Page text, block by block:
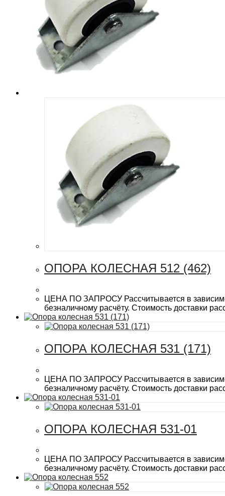
ОПОРА КОЛЕСНАЯ 512 (462)
ЦЕНА ПО ЗАПРОСУ Рассчитывается в
безналичному расчёту. Стоимость доставки
ОПОРА КОЛЕСНАЯ 531 (171)
ЦЕНА ПО ЗАПРОСУ Рассчитывается в
безналичному расчёту. Стоимость доставки
ОПОРА КОЛЕСНАЯ 531-01
ЦЕНА ПО ЗАПРОСУ Рассчитывается в
безналичному расчёту. Стоимость доставки